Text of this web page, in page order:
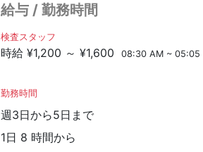
給与 / 勤務時間
検査スタッフ
時給 ¥1,200 ～ ¥1,600 08:30 AM ~ 05:05
勤務時間
週3日から5日まで
1日 8 時間から